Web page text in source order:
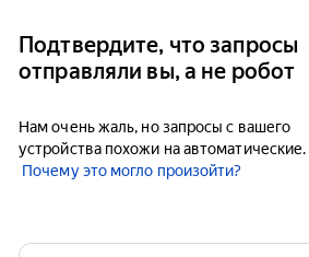
Подтвердите, что запросы
отправляли вы, а не робот
Нам очень жаль, но запросы с вашего
устройства похожи на автоматические.
Почему это могло произойти?